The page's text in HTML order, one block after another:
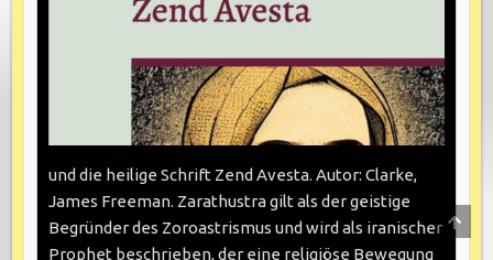
und die heilige Schrift Zend Avesta. Autor: Clarke,
James Freeman. Zarathustra gilt als der geistige
Begründer des Zoroastrismus und wird als iranischer
Prophet beschrieben, der eine religiöse Bewegung
TO